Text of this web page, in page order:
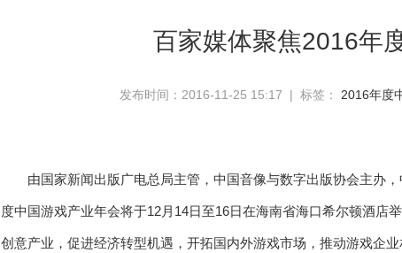
百家媒体聚焦2016年
发布时间：2016-11-25 15:17 | 标签： 2016年度
由国家新闻出版广电总局主管，中国音像与数字出版协会主办
度中国游戏产业年会将于12月14日至16日在海南省海口希尔顿酒店
创意产业，促进经济转型机遇，开拓国内外游戏市场，推动游戏企